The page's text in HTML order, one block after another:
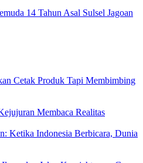
14 Tahun Asal Sulsel Jagoan
Cetak Produk Tapi Membimbing
Membaca Realitas
Ketika Indonesia Berbicara, Dunia